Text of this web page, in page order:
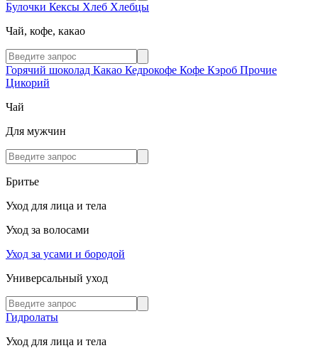
Булочки Кексы Хлеб Хлебцы
Чай, кофе, какао
Горячий шоколад Какао Кедрокофе Кофе Кэроб Прочие
Цикорий
Чай
Для мужчин
Бритье
Уход для лица и тела
Уход за волосами
Уход за усами и бородой
Универсальный уход
Гидролаты
Уход для лица и тела